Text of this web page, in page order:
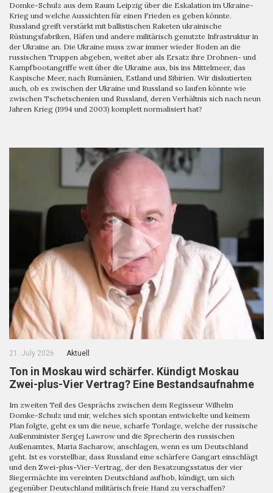
Domke-Schulz aus dem Raum Leipzig über die Eskalation im Ukraine-
Krieg und welche Aussichten für einen Frieden es geben könnte.
Russland greift verstärkt mit ballistischen Raketen ukrainische
Rüstungsfabriken, Häfen und andere militärisch genutzte Infrastruktur in
der Ukraine an. Die Ukraine muss zwar immer wieder Boden an die
russischen Truppen abgeben, weitet aber als Ersatz ihre Drohnen- und
Kampfbootangriffe weit über die Ukraine aus, bis ins Mittelmeer, das
Kaspische Meer, nach Rumänien, Estland und Sibirien. Wir diskutierten
auch, ob es zwischen der Ukraine und Russland so laufen könnte wie
zwischen Tschetschenien und Russland, deren Verhältnis sich nach neun
Jahren Krieg (1994 und 2003) komplett normalisiert hat?
21. July 2026 Aktuell
Ton in Moskau wird schärfer. Kündigt Moskau
Zwei-plus-Vier Vertrag? Eine Bestandsaufnahme
Im zweiten Teil des Gesprächs zwischen dem Regisseur Wilhelm
Domke-Schulz und mir, welches sich spontan entwickelte und keinem
Plan folgte, geht es um die neue, scharfe Tonlage, welche der russische
Außenminister Sergej Lawrow und die Sprecherin des russischen
Außenamtes, Maria Sacharow, anschlagen, wenn es um Deutschland
geht. Ist es vorstellbar, dass Russland eine schärfere Gangart einschlägt
und den Zwei-plus-Vier-Vertrag, der den Besatzungsstatus der vier
Siegermächte im vereinten Deutschland aufhob, kündigt, um sich
gegenüber Deutschland militärisch freie Hand zu verschaffen?